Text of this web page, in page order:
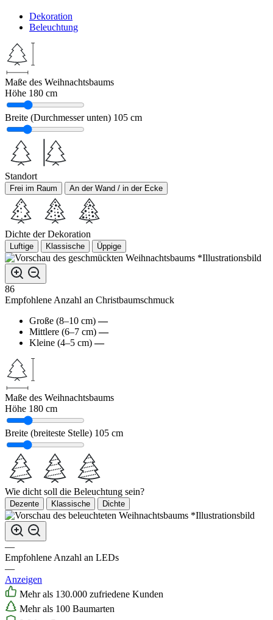
Dekoration
Beleuchtung
Maße des Weihnachtsbaums
Höhe 180 cm
Breite (Durchmesser unten) 105 cm
Standort
Frei im Raum An der Wand / in der Ecke
Dichte der Dekoration
Luftige Klassische Üppige
*Illustrationsbild
86
Empfohlene Anzahl an Christbaumschmuck
Große (8–10 cm) —
Mittlere (6–7 cm) —
Kleine (4–5 cm) —
Maße des Weihnachtsbaums
Höhe 180 cm
Breite (breiteste Stelle) 105 cm
Wie dicht soll die Beleuchtung sein?
Dezente Klassische Dichte
*Illustrationsbild
—
Empfohlene Anzahl an LEDs
—
Anzeigen
Mehr als 130.000 zufriedene Kunden
Mehr als 100 Baumarten